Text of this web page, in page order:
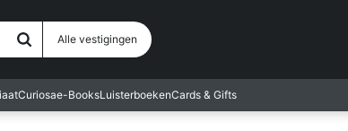
Alle vestigingen Vestiging
Curiosae-BooksLuisterboekenCards & Gifts